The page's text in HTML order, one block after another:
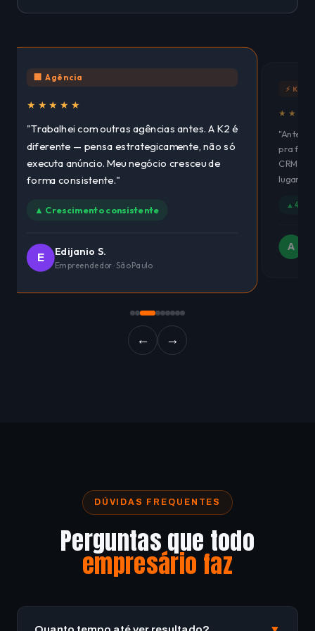
🏢 Agência
★★★★★
"Trabalhei com outras agências antes. A K2 é
diferente — pensa estrategicamente, não só
executa anúncio. Meu negócio cresceu de
forma consistente."
▲ Crescimento consistente
E
Edijanio S.
Empreendedor · São Paulo
⚡
"Antes
pra
CRM,
lugar.
▲ 4
A
← →
DÚVIDAS FREQUENTES
Perguntas que todo
empresário faz